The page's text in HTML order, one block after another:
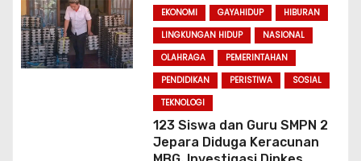
i
o
EKONOMI GAYAHIDUP
HIBURAN
LINGKUNGAN HIDUP
NASIONAL
OLAHRAGA
PEMERINTAHAN
PENDIDIKAN
PERISTIWA
SOSIAL
TEKNOLOGI
123 Siswa dan Guru SMPN 2
Jepara Diduga Keracunan